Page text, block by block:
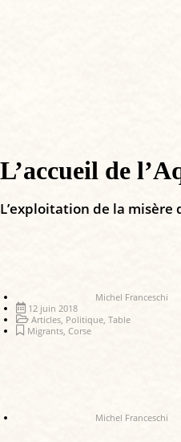
L’accueil de
L’exploitation de la
Michel Franceschi
12 juin 2018
Articles Politique Table
Migrants Corse
Michel Franceschi